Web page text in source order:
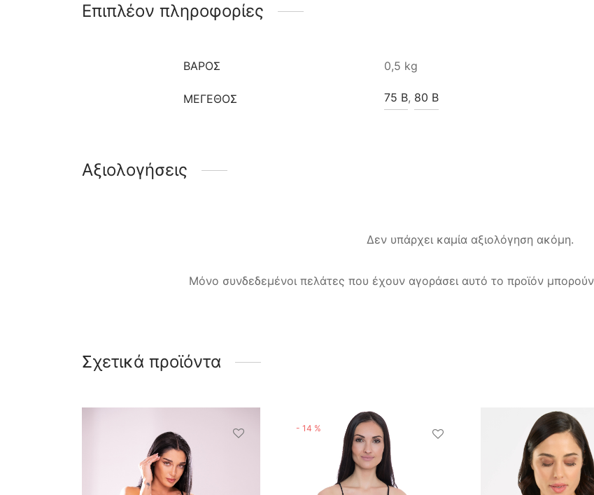
Επιπλέον πληροφορίες
ΒΆΡΟΣ 0,5 kg
ΜΈΓΕΘΟΣ 75 B, 80 B
Αξιολογήσεις
Δεν υπάρχει καμία αξιολόγηση ακόμη.
Μόνο συνδεδεμένοι πελάτες που έχουν αγοράσει αυτό το προϊόν
Σχετικά προϊόντα
- 14 %